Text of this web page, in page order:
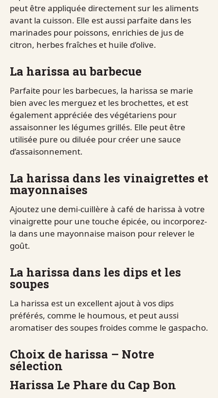
peut être appliquée directement sur les aliments
avant la cuisson. Elle est aussi parfaite dans les
marinades pour poissons, enrichies de jus de
citron, herbes fraîches et huile d’olive.
La harissa au barbecue
Parfaite pour les barbecues, la harissa se marie
bien avec les merguez et les brochettes, et est
également appréciée des végétariens pour
assaisonner les légumes grillés. Elle peut être
utilisée pure ou diluée pour créer une sauce
d’assaisonnement.
La harissa dans les vinaigrettes et
mayonnaises
Ajoutez une demi-cuillère à café de harissa à votre
vinaigrette pour une touche épicée, ou incorporez-
la dans une mayonnaise maison pour relever le
goût.
La harissa dans les dips et les
soupes
La harissa est un excellent ajout à vos dips
préférés, comme le houmous, et peut aussi
aromatiser des soupes froides comme le gaspacho.
Choix de harissa – Notre
sélection
Harissa Le Phare du Cap Bon